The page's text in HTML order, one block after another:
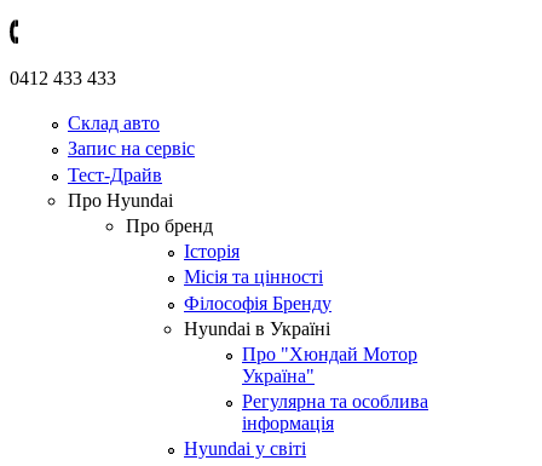
0412 433 433
Склад авто
Запис на сервіс
Тест-Драйв
Про Hyundai
Про бренд
Історія
Місія та цінності
Філософія Бренду
Hyundai в Україні
Про "Хюндай Мотор
Україна"
Регулярна та особлива
інформація
Hyundai у світі